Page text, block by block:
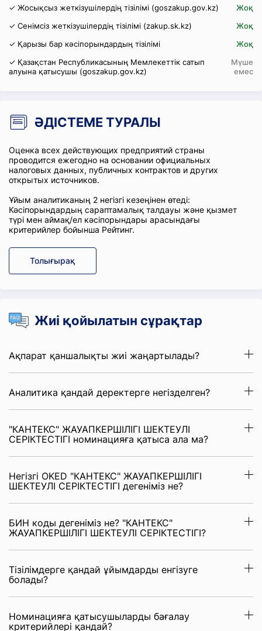
✓ Жосықсыз жеткізушілердің тізілімі (goszakup.gov.kz)
Жоқ
✓ Сенімсіз жеткізушілердің тізілімі (zakup.sk.kz)
Жоқ
✓ Қарызы бар кәсіпорындардың тізілімі
Жоқ
✓ Қазақстан Республикасының Мемлекеттік сатып
алуына қатысушы (goszakup.gov.kz)
Мүше
емес
ӘДІСТЕМЕ ТУРАЛЫ
Оценка всех действующих предприятий страны
проводится ежегодно на основании официальных
налоговых данных, публичных контрактов и других
открытых источников.
Ұйым аналитиканың 2 негізгі кезеңінен өтеді:
Кәсіпорындардың сараптамалық талдауы және қызмет
түрі мен аймақ/ел кәсіпорындары арасындағы
критерийлер бойынша Рейтинг.
Толығырақ
Жиі қойылатын сұрақтар
Ақпарат қаншалықты жиі жаңартылады?
Аналитика қандай деректерге негізделген?
"КАНТЕКС" ЖАУАПКЕРШІЛІГІ ШЕКТЕУЛІ
СЕРІКТЕСТІГІ номинацияға қатыса ала ма?
Негізгі OKED "КАНТЕКС" ЖАУАПКЕРШІЛІГІ
ШЕКТЕУЛІ СЕРІКТЕСТІГІ дегеніміз не?
БИН коды дегеніміз не? "КАНТЕКС"
ЖАУАПКЕРШІЛІГІ ШЕКТЕУЛІ СЕРІКТЕСТІГІ?
Тізілімдерге қандай ұйымдарды енгізуге
болады?
Номинацияға қатысушыларды бағалау
критерийлері қандай?